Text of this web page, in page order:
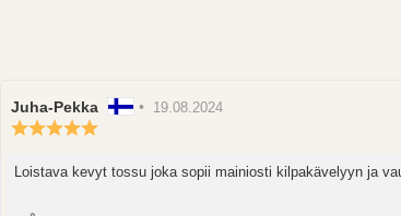
Arvostelun
kirjoittaja:
Juha-Pekka •
Arvostelun
19.08.2024
5:sta
Arvostelun
Loistava kevyt tossu joka sopii mainiosti kilpakävelyyn ja